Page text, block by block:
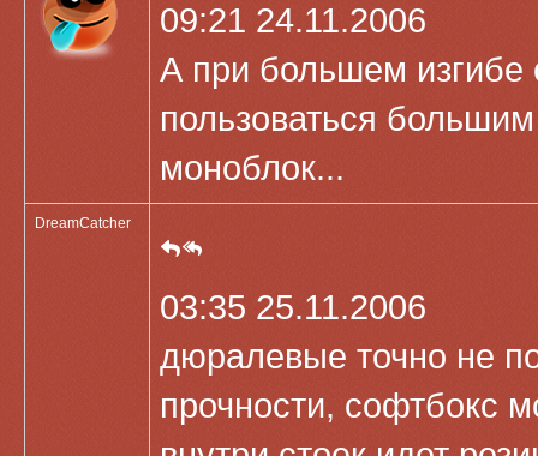
09:21 24.11.2006
А при большем изгибе
пользоваться
моноблок...
DreamCatcher
03:35 25.11.2006
дюралевые точно не
прочности, софтбокс